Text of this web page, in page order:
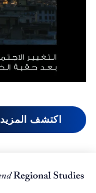
اكتشف المزيد